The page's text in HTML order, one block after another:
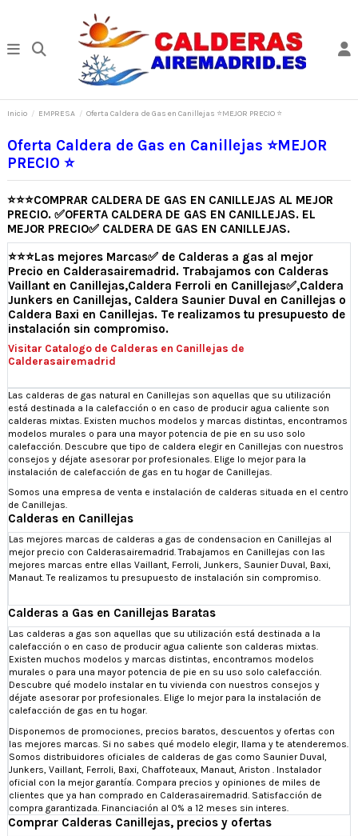
Inicio EMPRESA Oferta Caldera de Gas en Canillejas ⭐MEJOR PRECIO ⭐
Oferta Caldera de Gas en Canillejas ⭐MEJOR
PRECIO ⭐
⭐⭐⭐COMPRAR CALDERA DE GAS EN CANILLEJAS AL MEJOR
PRECIO. ✅OFERTA CALDERA DE GAS EN CANILLEJAS. EL
MEJOR PRECIO✅ CALDERA DE GAS EN CANILLEJAS.
⭐⭐⭐Las mejores Marcas✅ de Calderas a gas al mejor
Precio en Calderasairemadrid. Trabajamos con Calderas
Vaillant en Canillejas,Caldera Ferroli en Canillejas✅,Caldera
Junkers en Canillejas, Caldera Saunier Duval en Canillejas o
Caldera Baxi en Canillejas. Te realizamos tu presupuesto de
instalación sin compromiso.
Visitar Catalogo de Calderas en Canillejas de
Calderasairemadrid
Las calderas de gas natural en Canillejas son aquellas que su utilización
está destinada a la calefacción o en caso de producir agua caliente son
calderas mixtas. Existen muchos modelos y marcas distintas, encontramos
modelos murales o para una mayor potencia de pie en su uso solo
calefacción. Descubre que tipo de caldera elegir en Canillejas con nuestros
consejos y déjate asesorar por profesionales. Elige lo mejor para la
instalación de calefacción de gas en tu hogar de Canillejas.
Somos una empresa de venta e instalación de calderas situada en el centro
de Canillejas.
Calderas en Canillejas
Las mejores marcas de calderas a gas de condensacion en Canillejas al
mejor precio con Calderasairemadrid. Trabajamos en Canillejas con las
mejores marcas entre ellas Vaillant, Ferroli, Junkers, Saunier Duval, Baxi,
Manaut. Te realizamos tu presupuesto de instalación sin compromiso.
Calderas a Gas en Canillejas Baratas
Las calderas a gas son aquellas que su utilización está destinada a la
calefacción o en caso de producir agua caliente son calderas mixtas.
Existen muchos modelos y marcas distintas, encontramos modelos
murales o para una mayor potencia de pie en su uso solo calefacción.
Descubre qué modelo instalar en tu vivienda con nuestros consejos y
déjate asesorar por profesionales. Elige lo mejor para la instalación de
calefacción de gas en tu hogar.
Disponemos de promociones, precios baratos, descuentos y ofertas con
las mejores marcas. Si no sabes qué modelo elegir, llama y te atenderemos.
Somos distribuidores oficiales de calderas de gas como Saunier Duval,
Junkers, Vaillant, Ferroli, Baxi, Chaffoteaux, Manaut, Ariston . Instalador
oficial con la mejor garantía. Compara precios y opiniones de miles de
clientes que ya han comprado en Calderasairemadrid. Satisfacción de
compra garantizada. Financiación al 0% a 12 meses sin interes.
Comprar Calderas Canillejas, precios y ofertas